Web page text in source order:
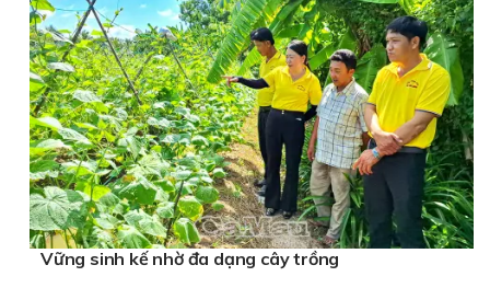
Vững sinh kế nhờ đa dạng cây trồng